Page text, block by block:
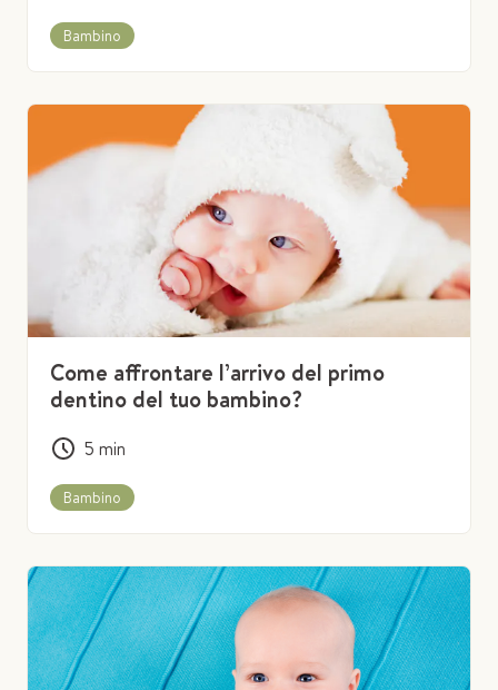
Bambino
Come affrontare l’arrivo del primo
dentino del tuo bambino?
5 min
Bambino